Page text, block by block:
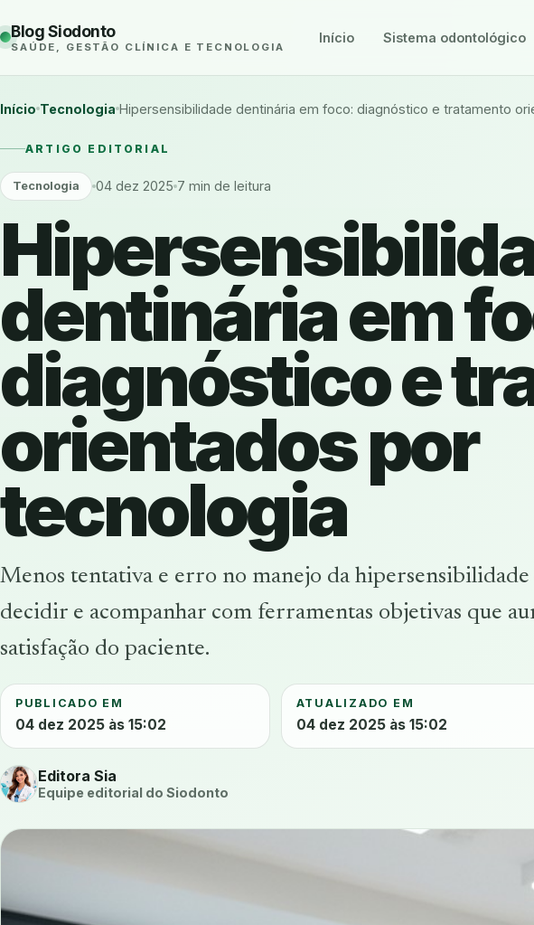
Blog Siodonto
SAÚDE, GESTÃO CLÍNICA E TECNOLOGIA
Início Sistema odontológico
Início Tecnologia Hipersensibilidade dentinária em foco: diagnóstico e tratamento
ARTIGO EDITORIAL
Tecnologia 04 dez 2025 7 min de leitura
dentinária em
diagnóstico e
orientados por
tecnologia
Menos tentativa e erro no manejo da
decidir e acompanhar com ferramentas objetivas que
satisfação do paciente.
PUBLICADO EM
04 dez 2025 às 15:02
ATUALIZADO EM
04 dez 2025 às 15:02
Editora Sia
Equipe editorial do Siodonto